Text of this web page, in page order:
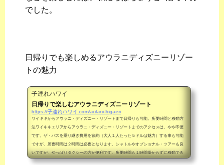
でした。
日帰りでも楽しめるアウラニディズニーリゾー
トの魅力
子連れハワイ
日帰りで楽しむアウラニディズニーリゾート
https://子連れハワイ.com/aulani-higaeri
ワイキキからアウラニ・ディズニー・リゾートまで日帰りも可能。所要時間と移動方
法ワイキキエリアからアウラニ・ディズニー・リゾートまでのアクセスは、やや不便
です。ザ・バスを乗り継ぎ費用を節約（大人１人たった５ドルは魅力）する事も可能
ですが、所要時間は２時間は必要となります。シャトルやオプショナル・ツアーも良
いですが、やっぱりタクシーの方が便利です。所要時間も１時間掛からずに移動でき
てしまいます。ただし。費用は１２０ドルほど必要になります。費用を取るか時間を